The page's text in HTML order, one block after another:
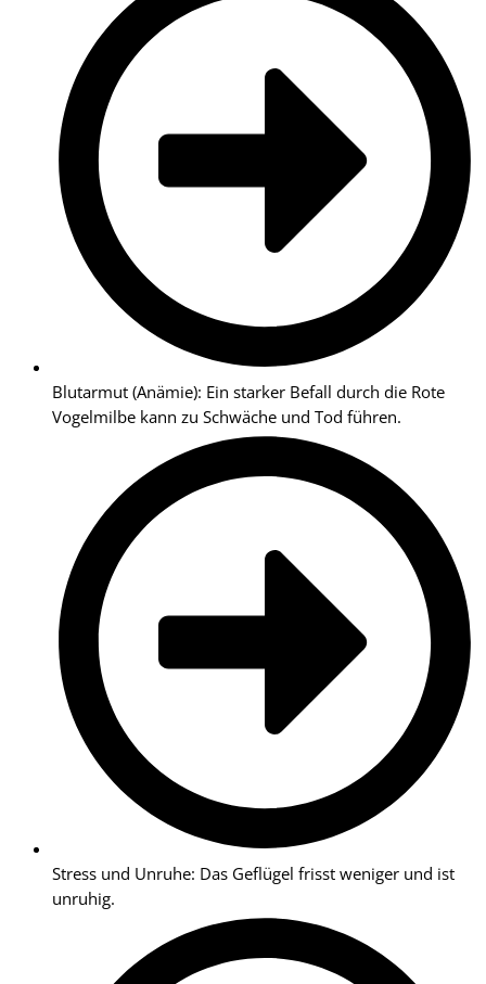
Blutarmut (Anämie): Ein starker Befall durch die Rote
Vogelmilbe kann zu Schwäche und Tod führen.
Stress und Unruhe: Das Geflügel frisst weniger und ist
unruhig.